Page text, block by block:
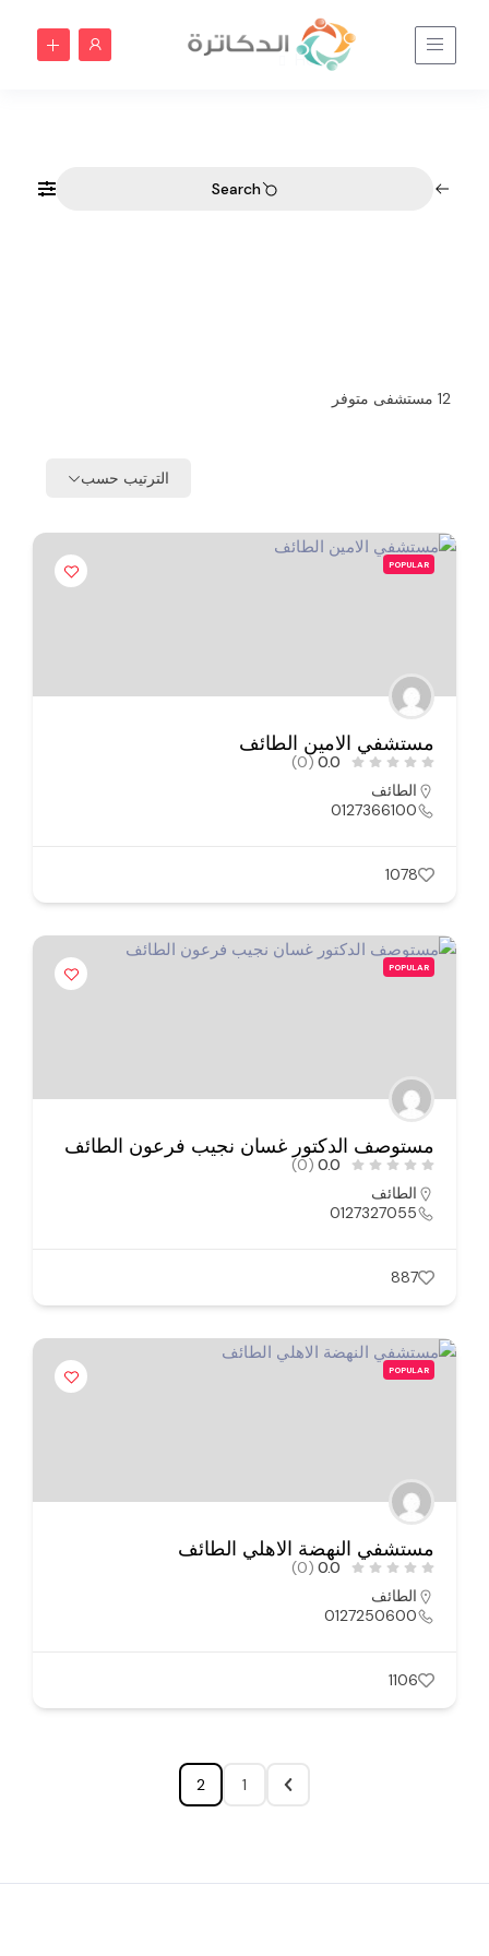
الطائف | الدكاترة
Home الطائف | الدكاترة
Search
12 مستشفى متوفر
الترتيب حسب
POPULAR
مستشفي الامين الطائف
0.0
(0)
الطائف
0127366100
1078
POPULAR
مستوصف الدكتور غسان نجيب فرعون الطائف
0.0
(0)
الطائف
0127327055
887
POPULAR
مستشفي النهضة الاهلي الطائف
0.0
(0)
الطائف
0127250600
1106
1
2